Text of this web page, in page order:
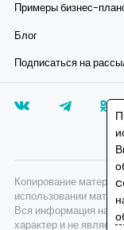
Примеры бизнес-
Блог
Подписаться на
Копирование
использовании
Вся информация на
характер и не